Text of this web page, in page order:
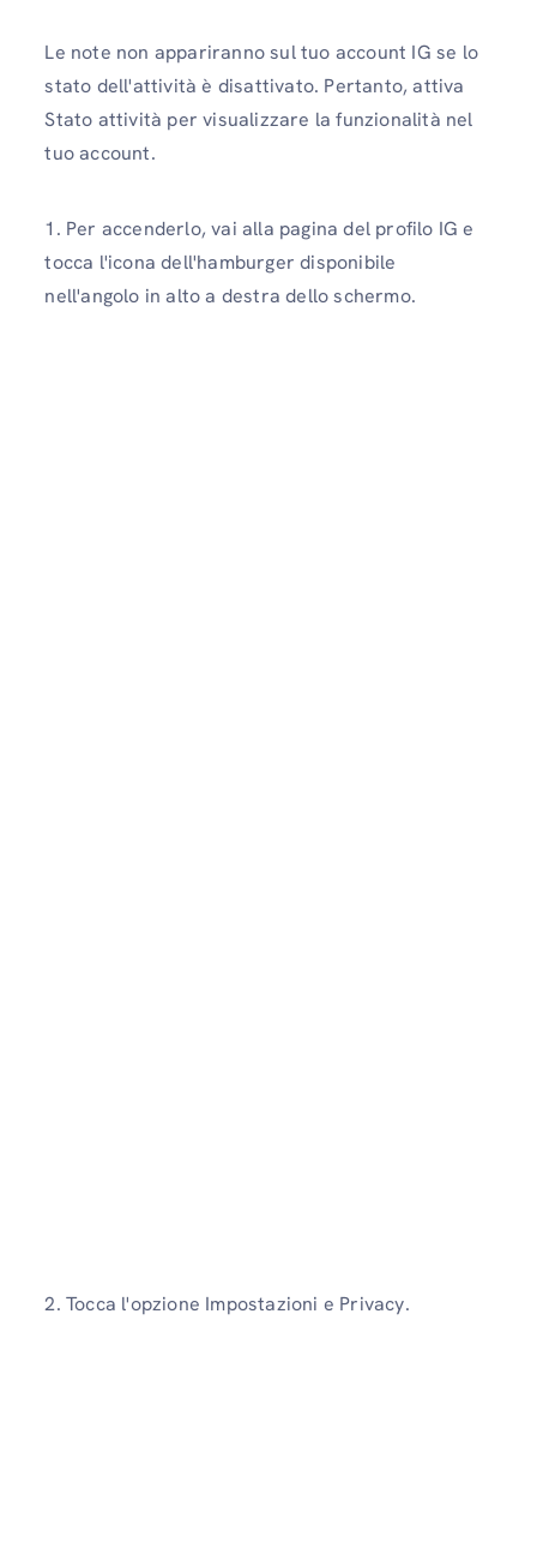
Le note non appariranno sul tuo account IG se lo
stato dell'attività è disattivato. Pertanto, attiva
Stato attività per visualizzare la funzionalità nel
tuo account.
1. Per accenderlo, vai alla pagina del profilo IG e
tocca l'icona dell'hamburger disponibile
nell'angolo in alto a destra dello schermo.
2. Tocca l'opzione Impostazioni e Privacy.